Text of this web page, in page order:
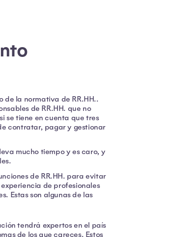
de la normativa de RR.HH..
de RR.HH. que no
se tiene en cuenta que tres
contratar, pagar y gestionar
mucho tiempo y es caro, y
de RR.HH. para evitar
de profesionales
Estas son algunas de las
tendrá expertos en el país
de los que careces. Estos